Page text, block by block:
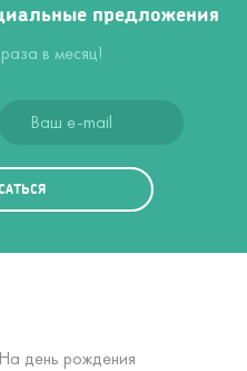
предложения
в месяц!
На день рождения